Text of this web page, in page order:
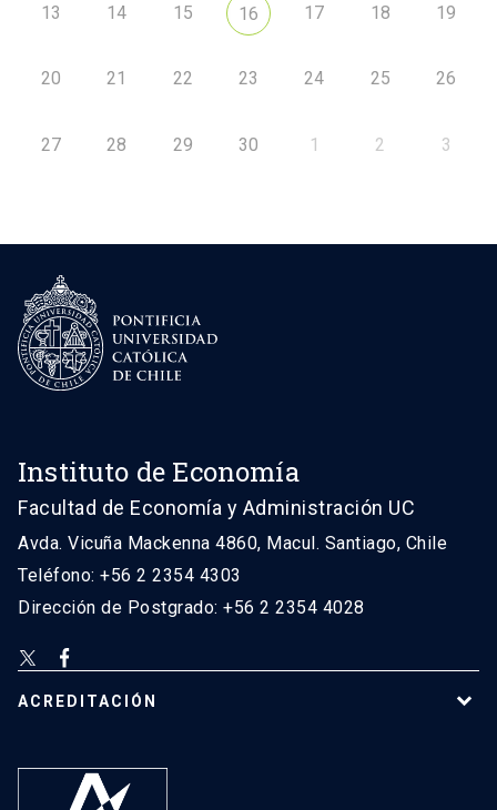
13 14 15 16 17 18 19
20 21 22 23 24 25 26
27 28 29 30 1 2 3
Instituto de Economía
Facultad de Economía y Administración UC
Avda. Vicuña Mackenna 4860, Macul. Santiago, Chile
Teléfono: +56 2 2354 4303
Dirección de Postgrado: +56 2 2354 4028
ACREDITACIÓN